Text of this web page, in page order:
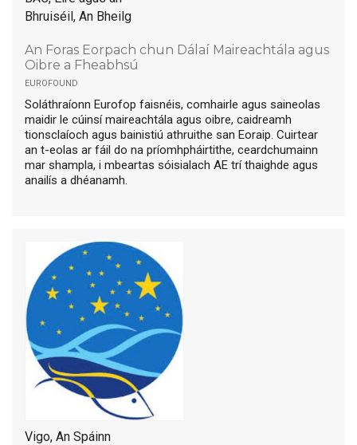
Bhruiséil, An Bheilg
An Foras Eorpach chun Dálaí Maireachtála agus
Oibre a Fheabhsú
eurofound
Soláthraíonn Eurofop faisnéis, comhairle agus saineolas
maidir le cúinsí maireachtála agus oibre, caidreamh
tionsclaíoch agus bainistiú athruithe san Eoraip. Cuirtear
an t-eolas ar fáil do na príomhpháirtithe, ceardchumainn
mar shampla, i mbeartas sóisialach AE trí thaighde agus
anailís a dhéanamh.
Vigo, An Spáinn